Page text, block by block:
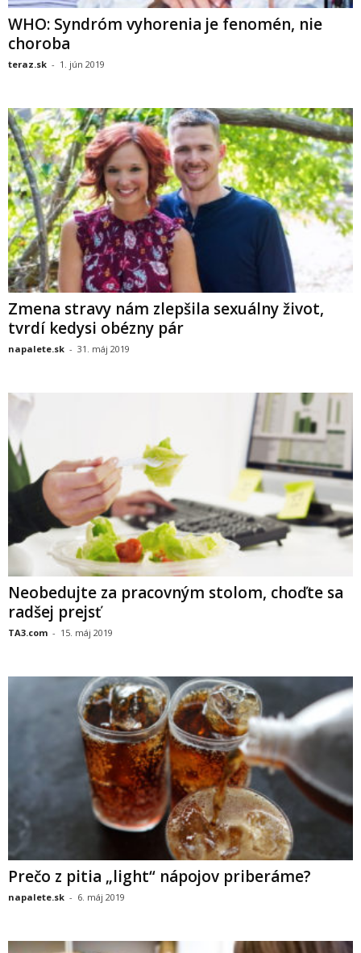
WHO: Syndróm vyhorenia je fenomén, nie
choroba
teraz.sk - 1. jún 2019
Zmena stravy nám zlepšila sexuálny život,
tvrdí kedysi obézny pár
napalete.sk - 31. máj 2019
Neobedujte za pracovným stolom, choďte sa
radšej prejsť
TA3.com - 15. máj 2019
Prečo z pitia „light“ nápojov priberáme?
napalete.sk - 6. máj 2019